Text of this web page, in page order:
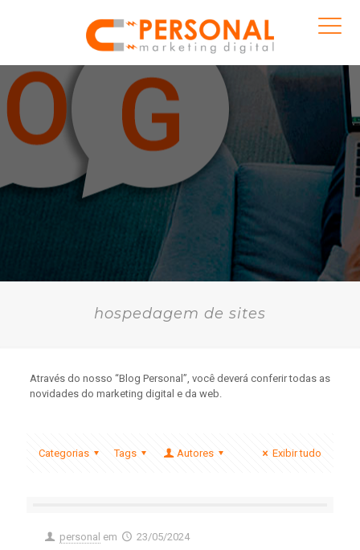
hospedagem de sites
Através do nosso “Blog Personal”, você deverá conferir todas as
novidades do marketing digital e da web.
Categorias Tags Autores Exibir tudo
personal em 23/05/2024